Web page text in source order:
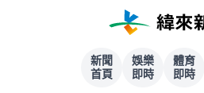
新聞
首頁
娛樂
即時
體育
即時